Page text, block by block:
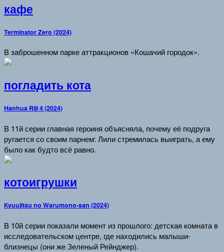
кафе
Terminator Zero (2024)
В заброшенном парке аттракционов «Кошачий городок».
погладить кота
Hanhua Riji 4 (2024)
В 11й серии главная героиня объясняла, почему её подруга
ругается со своим парнем: Лили стремилась выиграть, а ему
было как будто всё равно.
котоигрушки
Kyuujitsu no Warumono-san (2024)
В 10й серии показали момент из прошлого: детская комната в
исследовательском центре, где находились малыши-
близнецы (они же Зеленый Рейнджер).